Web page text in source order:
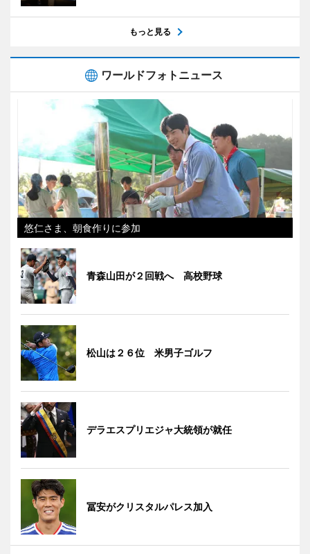
もっと見る
ワールドフォトニュース
悠仁さま、朝食作りに参加
青森山田が２回戦へ 高校野球
松山は２６位 米男子ゴルフ
デラエスプリエジャ大統領が就任
冨安がクリスタルパレス加入